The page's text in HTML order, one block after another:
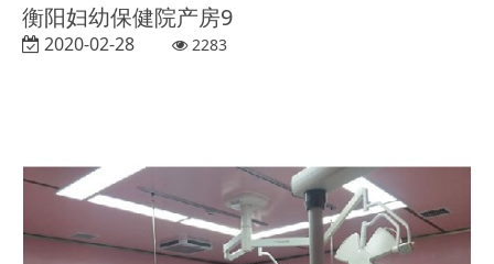
衡阳妇幼保健院产房9
2020-02-28 2283